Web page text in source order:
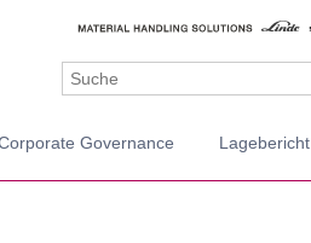
Governance Lagebericht